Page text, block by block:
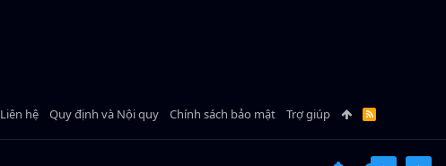
Liên hệ Quy định và Nội quy Chính sách bảo mật Trợ giúp
R
S